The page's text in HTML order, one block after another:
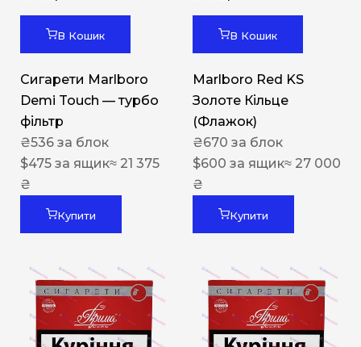
В Кошик
Сигарети Marlboro
Demi Touch — турбо
фільтр
₴536 за блок
$475 за ящик≈ 21 375
₴
Купити
В Кошик
Marlboro Red KS
Золоте Кільце
(Флажок)
₴670 за блок
$600 за ящик≈ 27 000
₴
Купити